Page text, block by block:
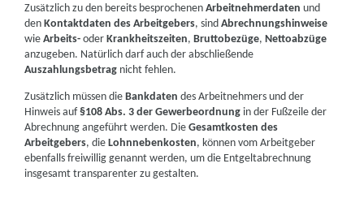
Zusätzlich zu den bereits besprochenenArbeitnehmerdaten und
denKontaktdaten des Arbeitgebers, sindAbrechnungshinweise
wieArbeits- oderKrankheitszeiten,Bruttobezüge,Nettoabzüge
anzugeben. Natürlich darf auch der abschließende
Auszahlungsbetrag nicht fehlen.
Zusätzlich müssen dieBankdaten des Arbeitnehmers und der
Hinweis auf§108 Abs. 3 der Gewerbeordnung in der Fußzeile der
Abrechnung angeführt werden. DieGesamtkosten des
Arbeitgebers, dieLohnnebenkosten, können vom Arbeitgeber
ebenfalls freiwillig genannt werden, um die Entgeltabrechnung
insgesamt transparenter zu gestalten.